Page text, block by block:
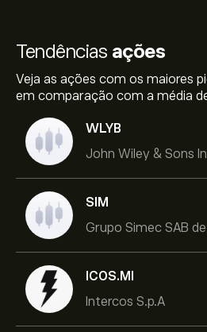
Tendências ações
Veja as ações com os maiores
em comparação com a média
WLYB
John Wiley & Sons
SIM
Grupo Simec SAB de
ICOS.MI
Intercos S.p.A